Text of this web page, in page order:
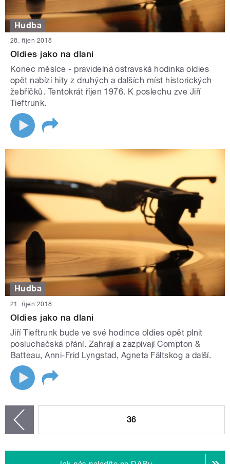
Hudba
28. říjen 2018
Oldies jako na dlani
Konec měsíce - pravidelná ostravská hodinka oldies
opět nabízí hity z druhých a dalších míst historických
žebříčků. Tentokrát říjen 1976. K poslechu zve Jiří
Tieftrunk.
Hudba
21. říjen 2018
Oldies jako na dlani
Jiří Tieftrunk bude ve své hodince oldies opět plnit
posluchačská přání. Zahrají a zazpívají Compton &
Batteau, Anni-Frid Lyngstad, Agneta Fältskog a další.
36